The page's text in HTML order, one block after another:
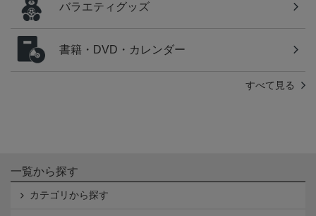
バラエティグッズ
書籍・DVD・カレンダー
すべて見る
一覧から探す
カテゴリから探す